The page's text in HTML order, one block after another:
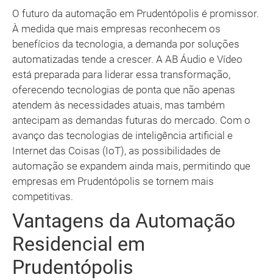
O futuro da automação em Prudentópolis é promissor.
À medida que mais empresas reconhecem os
benefícios da tecnologia, a demanda por soluções
automatizadas tende a crescer. A AB Áudio e Vídeo
está preparada para liderar essa transformação,
oferecendo tecnologias de ponta que não apenas
atendem às necessidades atuais, mas também
antecipam as demandas futuras do mercado. Com o
avanço das tecnologias de inteligência artificial e
Internet das Coisas (IoT), as possibilidades de
automação se expandem ainda mais, permitindo que
empresas em Prudentópolis se tornem mais
competitivas.
Vantagens da Automação
Residencial em
Prudentópolis